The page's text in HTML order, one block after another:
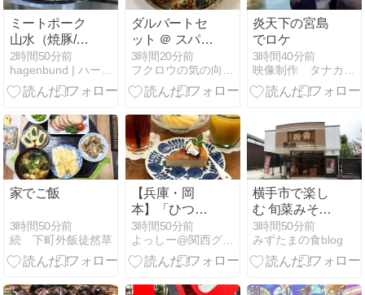
ミートポーク
山水（焼豚/住
吉）林SPFポ
ークを丁寧に
焼き上げた珠
2時間50分前
hagenbund | ハーゲンブント
ダルバートセ
ット ＠ スパイ
スカレーキッ
チン SPICE
CURRY
尾市）
3時間20分前
フクロウの気の向くままに
炎天下の宮島
でロケ
3時間40分前
映像制作 タナカンパニー
家でご飯
3時間50分前
続 下町外飯徒然草
【兵庫・岡
本】「ひつじ
茶房」団地の
一室に佇む居
心地最高な超
3時間50分前
よっしー@関西グルメの食べ歩き三昧
横手市で楽し
む 旬菜みそ茶
屋くらをさ
ん。
3時間50分前
みずたまの食blog